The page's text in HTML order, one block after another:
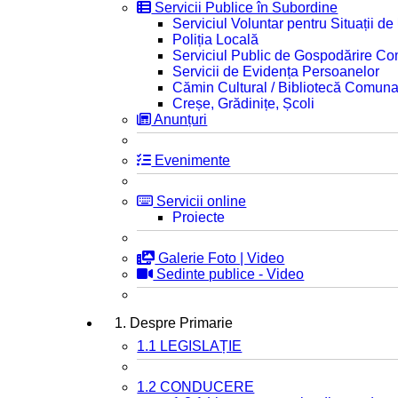
Servicii Publice în Subordine
Serviciul Voluntar pentru Situații de
Poliția Locală
Serviciul Public de Gospodărire
Servicii de Evidența Persoanelor
Cămin Cultural / Bibliotecă
Creșe, Grădinițe, Școli
Anunțuri
Evenimente
Servicii online
Proiecte
Galerie Foto | Video
Sedinte publice - Video
1. Despre Primarie
1.1 LEGISLAȚIE
1.2 CONDUCERE